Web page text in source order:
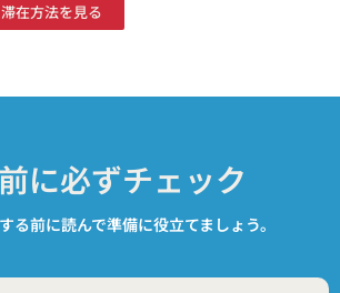
在方法を見る
に必ずチェック
る前に読んで準備に役立てましょう。